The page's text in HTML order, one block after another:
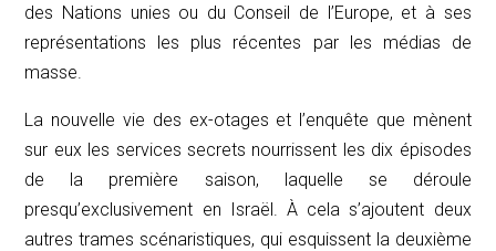
des Nations unies ou du Conseil de l’Europe, et à ses
représentations les plus récentes par les médias de
masse.
La nouvelle vie des ex-otages et l’enquête que mènent
sur eux les services secrets nourrissent les dix épisodes
de la première saison, laquelle se déroule
presqu’exclusivement en Israël. À cela s’ajoutent deux
autres trames scénaristiques, qui esquissent la deuxième